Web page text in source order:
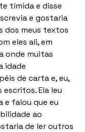
tímida e disse
e gostaria
dos meus textos
eles ali, em
onde muitas
idade
de carta e, eu,
Ela leu
e falou que eu
ao
de ler outros